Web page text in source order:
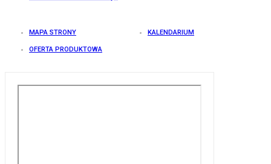
MAPA STRONY KALENDARIUM
OFERTA PRODUKTOWA